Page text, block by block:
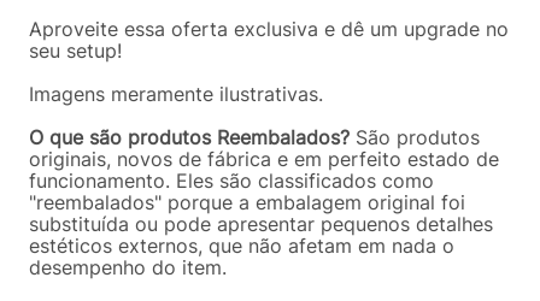
Aproveite essa oferta exclusiva e dê um upgrade no
seu setup!
Imagens meramente ilustrativas.
O que são produtos Reembalados? São produtos
originais, novos de fábrica e em perfeito estado de
funcionamento. Eles são classificados como
"reembalados" porque a embalagem original foi
substituída ou pode apresentar pequenos detalhes
estéticos externos, que não afetam em nada o
desempenho do item.